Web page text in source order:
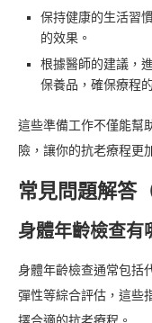
保持健康的生活習
的效果。
根據醫師的建議，
保養品，確保療程
這些準備工作不僅能幫
險，讓你的抗老療程更
常見問題解答
身體年齡檢查有
身體年齡檢查通常包括
彈性等綜合評估，這些